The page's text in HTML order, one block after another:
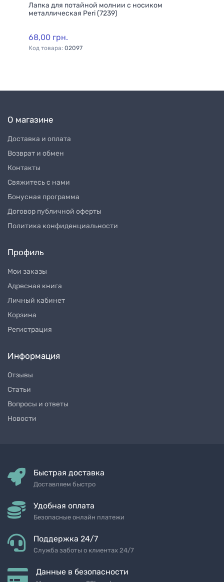
Лапка для потайной молнии с носиком
металлическая Peri (7239)
68,00 грн.
Код товара: 02097
О магазине
Доставка и оплата
Возврат и обмен
Контакты
Свяжитесь с нами
Бонусная программа
Договор публичной оферты
Политика конфиденциальности
Профиль
Мои заказы
Адресная книга
Личный кабинет
Корзина
Регистрация
Информация
Отзывы
Статьи
Вопросы и ответы
Новости
Быстрая доставка
Доставляем быстро
Удобная оплата
Безопасные онлайн платежи
Поддержка 24/7
Служба заботы о клиентах 24/7
Данные в безопасности